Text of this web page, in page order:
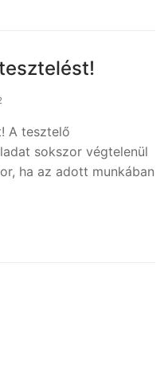
A tesztelő
sokszor végtelenül
ha az adott munkában